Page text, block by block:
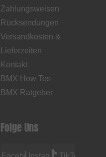
Zahlungsweisen
Rücksendungen
Versandkosten &
Lieferzeiten
Kontakt
BMX How Tos
BMX Ratgeber
Folge Uns